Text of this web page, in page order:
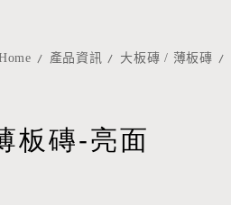
產品資訊 大板磚 / 薄板磚
板磚-亮面